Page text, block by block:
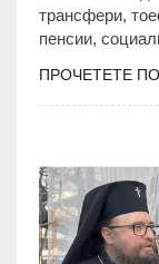
трансфери,
пенсии,
ПРОЧЕТЕТЕ